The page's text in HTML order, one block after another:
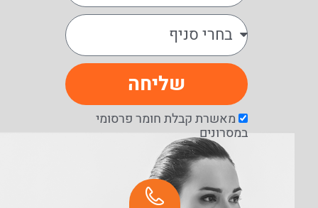
מאשרת קבלת חומר פרסומי
במסרונים
שליחה